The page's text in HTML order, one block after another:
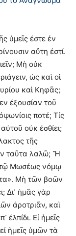
ὑμεῖς ἐστε ἐν
αὕτη ἐστί.
Μὴ οὐκ
ὡς καὶ οἱ
καὶ Κηφᾶς;
ἐξουσίαν τοῦ
ποτέ; Τίς
οὐκ ἐσθίει;
τῆς
ταῦτα λαλῶ; Ἤ
τῷ Μωσέως νόμῳ
Μὴ τῶν βοῶν
Δι᾿ ἡμᾶς γὰρ
ἀροτριᾶν, καὶ
ἐλπίδι. Εἰ ἡμεῖς
ἡμεῖς ὑμῶν τὰ